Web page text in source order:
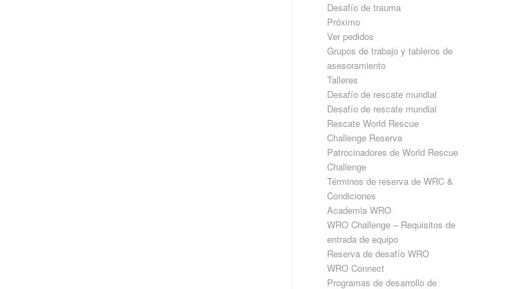
Desafío de trauma
Próximo
Ver pedidos
Grupos de trabajo y tableros de
asesoramiento
Talleres
Desafío de rescate mundial
Desafío de rescate mundial
Rescate World Rescue
Challenge Reserva
Patrocinadores de World Rescue
Challenge
Términos de reserva de WRC &
Condiciones
Academia WRO
WRO Challenge – Requisitos de
entrada de equipo
Reserva de desafío WRO
WRO Connect
Programas de desarrollo de